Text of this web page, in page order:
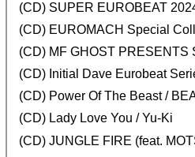
(CD) SUPER EUROBEAT
(CD) EUROMACH Special
(CD) Initial Dave Eurobeat
(CD) Power Of The Beast /
(CD) Lady Love You / Yu-Ki
(CD) JUNGLE FIRE (feat.